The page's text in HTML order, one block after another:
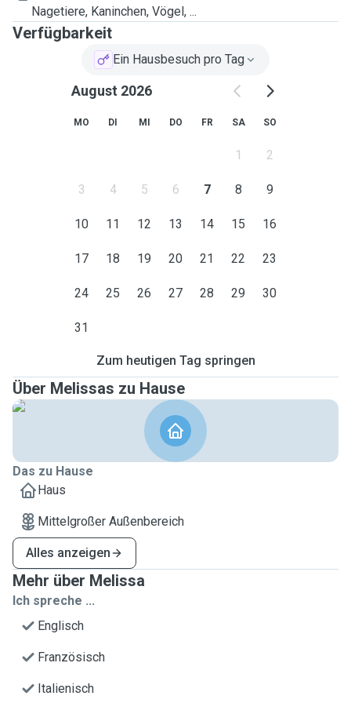
Nagetiere, Kaninchen, Vögel, ...
Verfügbarkeit
Ein Hausbesuch pro Tag
August 2026
MO DI MI DO FR SA SO
1 2
3 4 5 6 7 8 9
10 11 12 13 14 15 16
17 18 19 20 21 22 23
24 25 26 27 28 29 30
31
Zum heutigen Tag springen
Über Melissas zu Hause
Das zu Hause
Haus
Mittelgroßer Außenbereich
Alles anzeigen
Mehr über Melissa
Ich spreche ...
Englisch
Französisch
Italienisch